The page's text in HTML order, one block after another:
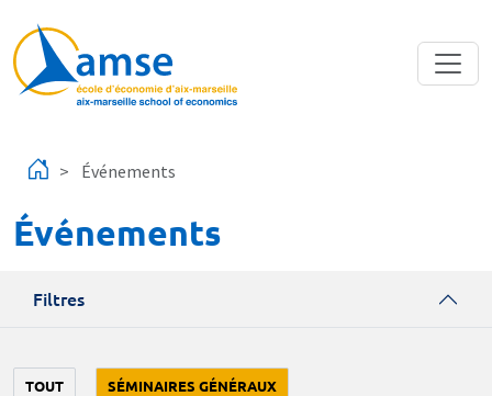
Événements
Événements
Filtres
TOUT SÉMINAIRES GÉNÉRAUX